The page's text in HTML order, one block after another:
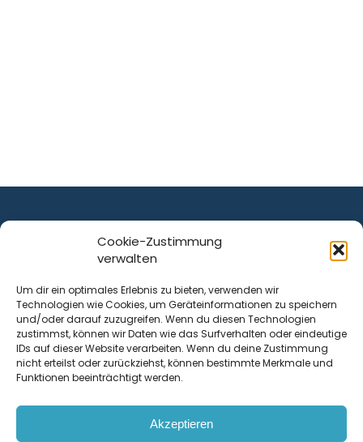
Cookie-Zustimmung
verwalten
Um dir ein optimales Erlebnis zu bieten, verwenden wir
Technologien wie Cookies, um Geräteinformationen zu speichern
und/oder darauf zuzugreifen. Wenn du diesen Technologien
zustimmst, können wir Daten wie das Surfverhalten oder eindeutige
IDs auf dieser Website verarbeiten. Wenn du deine Zustimmung
nicht erteilst oder zurückziehst, können bestimmte Merkmale und
Funktionen beeinträchtigt werden.
Akzeptieren
ist ein Service von
Krenn Real GmbH
Tischlerstraße 12
4050Traun| Österreich
Kontakt